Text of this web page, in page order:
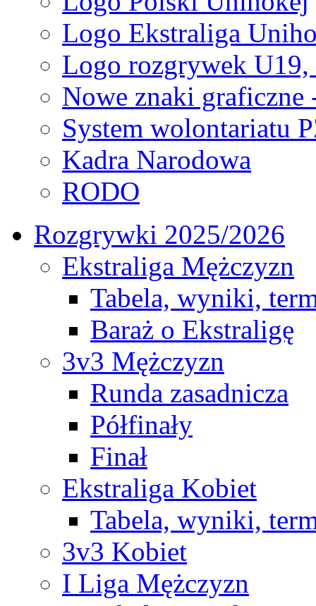
Logo Ekstraliga
Logo rozgrywek
Nowe znaki graficzne
System wolontariatu
Kadra Narodowa
RODO
Rozgrywki 2025/2026
Ekstraliga Mężczyzn
Tabela, wyniki,
Baraż o Ekstraligę
3v3 Mężczyzn
Runda zasadnicza
Półfinały
Finał
Ekstraliga Kobiet
Tabela, wyniki,
3v3 Kobiet
I Liga Mężczyzn